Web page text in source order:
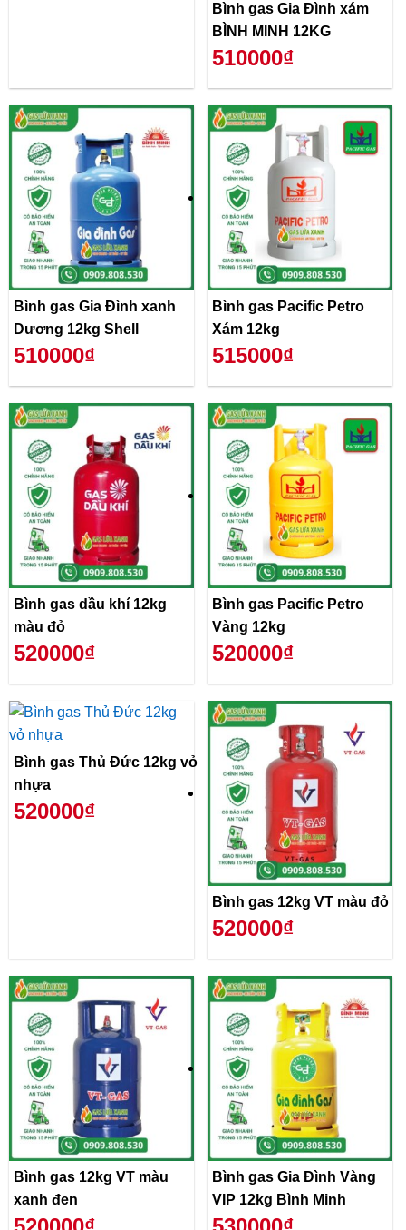
Bình gas Gia Đình xám
BÌNH MINH 12KG
510000₫
Bình gas Gia Đình xanh
Dương 12kg Shell
510000₫
Bình gas Pacific Petro
Xám 12kg
515000₫
Bình gas dầu khí 12kg
màu đỏ
520000₫
Bình gas Pacific Petro
Vàng 12kg
520000₫
Bình gas Thủ Đức 12kg vỏ
nhựa
520000₫
Bình gas 12kg VT màu đỏ
520000₫
Bình gas 12kg VT màu
xanh đen
Bình gas Gia Đình Vàng
VIP 12kg Bình Minh